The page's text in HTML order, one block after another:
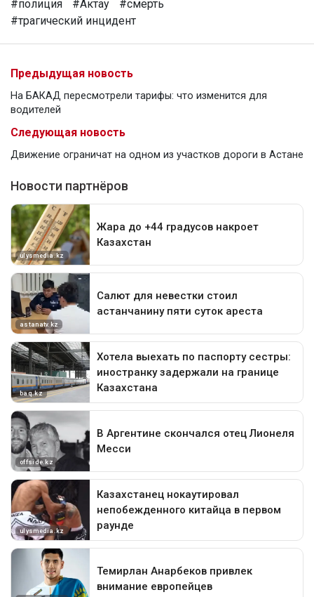
#полиция #Актау
#смерть
#трагический инцидент
Предыдущая новость
На БАКАД пересмотрели тарифы: что изменится для
водителей
Следующая новость
Движение ограничат на одном из участков дороги в Астане